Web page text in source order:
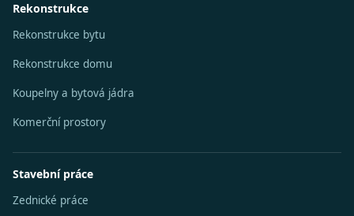
Rekonstrukce
Rekonstrukce bytu
Rekonstrukce domu
Koupelny a bytová jádra
Komerční prostory
Stavební práce
Zednické práce